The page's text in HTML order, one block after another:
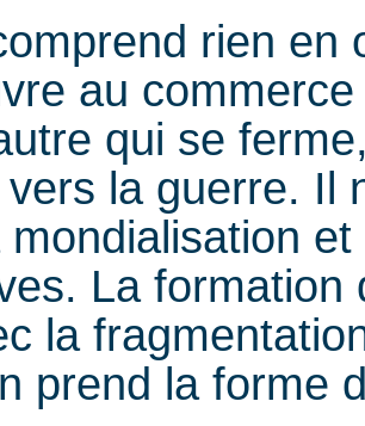
rien en
au
qui se
la guerre. Il
mondialisation
La
la
prend la forme